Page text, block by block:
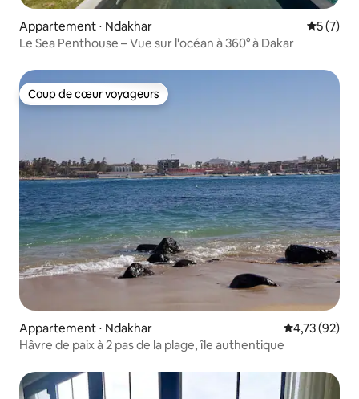
Appartement ⋅ Ndakhar
5 (7)
Le Sea Penthouse – Vue sur l'océan à 360° à Dakar
Coup de cœur voyageurs
Coup de cœur voyageurs
Appartement ⋅ Ndakhar Évaluation
4,73 (92)
Hâvre de paix à 2 pas de la plage, île authentique